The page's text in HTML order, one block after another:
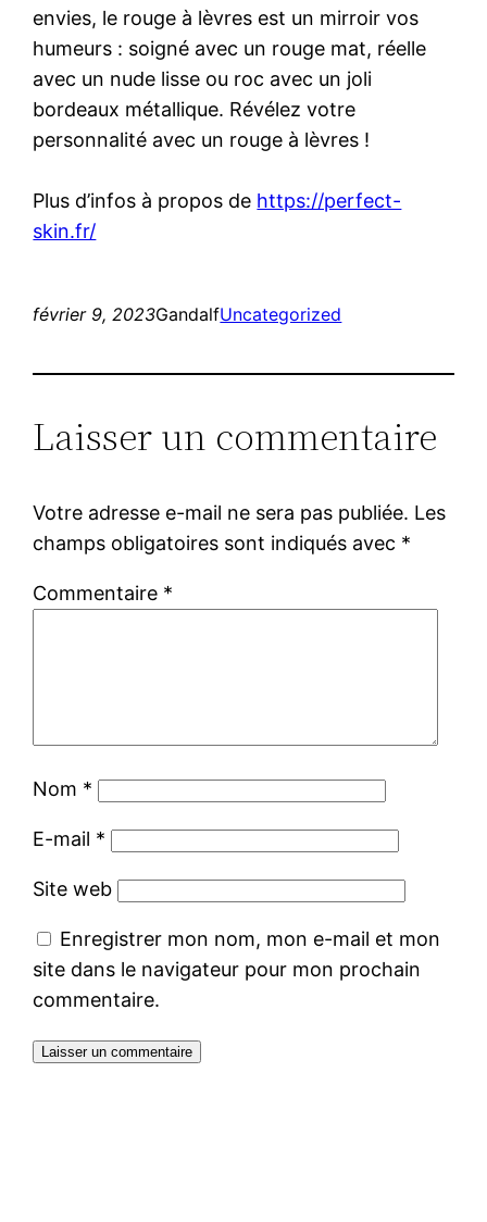
envies, le rouge à lèvres est un mirroir vos
humeurs : soigné avec un rouge mat, réelle
avec un nude lisse ou roc avec un joli
bordeaux métallique. Révélez votre
personnalité avec un rouge à lèvres !
Plus d’infos à propos de https://perfect-
skin.fr/
février 9, 2023GandalfUncategorized
Laisser un commentaire
Votre adresse e-mail ne sera pas publiée. Les
champs obligatoires sont indiqués avec *
Commentaire *
Nom *
E-mail *
Site web
Enregistrer mon nom, mon e-mail et mon
site dans le navigateur pour mon prochain
commentaire.